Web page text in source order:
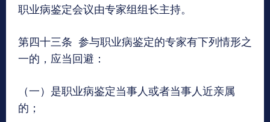
职业病鉴定会议由专家组组长主持。
第四十三条 参与职业病鉴定的专家有下列情形之
一的，应当回避：
（一）是职业病鉴定当事人或者当事人近亲属
的；